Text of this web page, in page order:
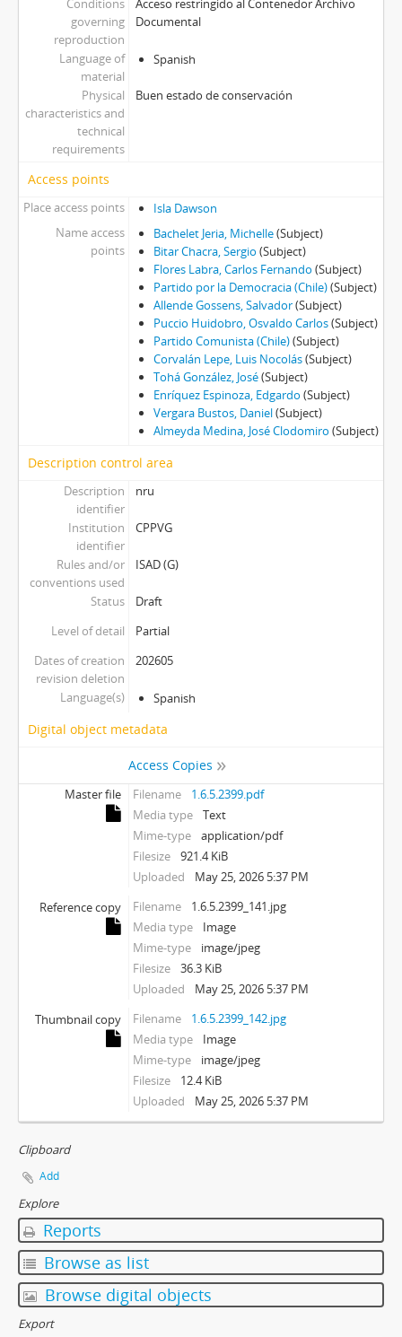
Conditions
governing
reproduction
Acceso restringido al Contenedor Archivo
Documental
Language of
material
Spanish
Physical
characteristics and
technical
requirements
Buen estado de conservación
Access points
Place access points
Isla Dawson
Name access
points
Bachelet Jeria, Michelle(Subject)
Bitar Chacra, Sergio (Subject)
Flores Labra, Carlos Fernando (Subject)
Partido por la Democracia (Chile)(Subject)
Allende Gossens, Salvador(Subject)
Puccio Huidobro, Osvaldo Carlos(Subject)
Partido Comunista (Chile)(Subject)
Corvalán Lepe, Luis Nocolás(Subject)
Tohá González, José(Subject)
Enríquez Espinoza, Edgardo (Subject)
Vergara Bustos, Daniel(Subject)
Almeyda Medina, José Clodomiro (Subject)
Description control area
Description
identifier
nru
Institution
identifier
CPPVG
Rules and/or
conventions used
ISAD (G)
Status
Draft
Level of detail
Partial
Dates of creation
revision deletion
202605
Language(s) Spanish
Digital object metadata
Access Copies
Master file Filename
1.6.5.2399.pdf
Media type
Text
Mime-type
application/pdf
Filesize
921.4 KiB
Uploaded
May 25, 2026 5:37 PM
Reference copy
Filename
1.6.5.2399_141.jpg
Media type
Image
Mime-type
image/jpeg
Filesize
36.3 KiB
Uploaded
May 25, 2026 5:37 PM
Thumbnail copy
Filename
1.6.5.2399_142.jpg
Media type
Image
Mime-type
image/jpeg
Filesize
12.4 KiB
Uploaded
May 25, 2026 5:37 PM
Clipboard
Add
Explore
Reports
Browse as list
Browse digital objects
Export